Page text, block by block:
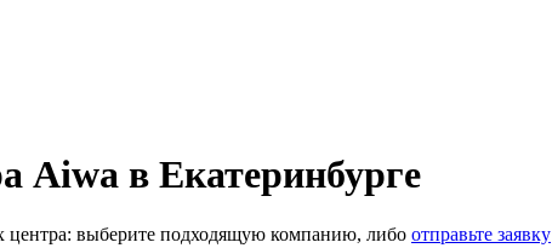
Aiwa в Екатеринбурге
центра: выберите подходящую компанию, либо отправьте заявку